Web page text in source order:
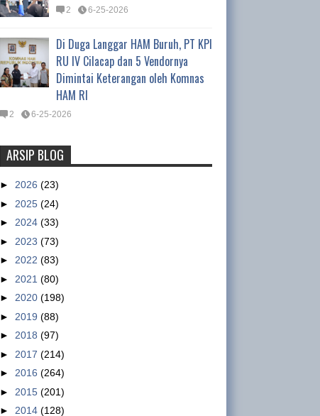
2 6-25-2026
Di Duga Langgar HAM Buruh, PT KPI
RU IV Cilacap dan 5 Vendornya
Dimintai Keterangan oleh Komnas
HAM RI
2 6-25-2026
Tentang Waktu Kerja Satpam
Ismet Inoni , Kepala Departemen Organisasi DPP
GSBI Regulasi yang mengatur tentang pe...
to intimidate them
-01-15/nike-accused-of-using-military-to-
intimidate-factory-workers/4465058 Workers
at a Nik...
ARSIP BLOG
► 2026 (23)
► 2025 (24)
► 2024 (33)
► 2023 (73)
► 2022 (83)
► 2021 (80)
► 2020 (198)
► 2019 (88)
► 2018 (97)
► 2017 (214)
► 2016 (264)
► 2015 (201)
► 2014 (128)